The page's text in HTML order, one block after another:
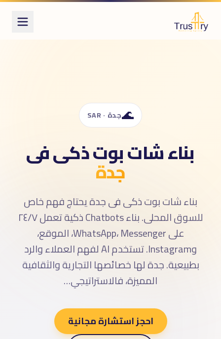
🌊جدة · SAR
بناء شات بوت ذكى فى
جدة
بناء شات بوت ذكى فى جدة يحتاج فهم خاص
للسوق المحلى. بناء Chatbots ذكية تعمل ٢٤/٧
على WhatsApp، Messenger، الموقع،
وInstagram. تستخدم AI لفهم العملاء والرد
بطبيعية. جدة لها خصائصها التجارية والثقافية
المميزة، فالاستراتيجي…
احجز استشارة مجانية